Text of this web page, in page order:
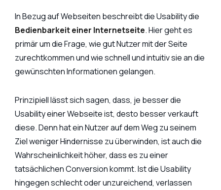
In Bezug auf Webseiten beschreibt die Usability die
Bedienbarkeit einer Internetseite. Hier geht es
primär um die Frage, wie gut Nutzer mit der Seite
zurechtkommen und wie schnell und intuitiv sie an die
gewünschten Informationen gelangen.
Prinzipiell lässt sich sagen, dass, je besser die
Usability einer Webseite ist, desto besser verkauft
diese. Denn hat ein Nutzer auf dem Weg zu seinem
Ziel weniger Hindernisse zu überwinden, ist auch die
Wahrscheinlichkeit höher, dass es zu einer
tatsächlichen Conversion kommt. Ist die Usability
hingegen schlecht oder unzureichend, verlassen